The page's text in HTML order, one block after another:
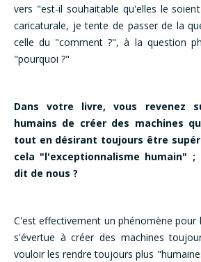
vers "est-il souhaitable qu'elles le
caricaturale, je tente de passer de la
celle du "comment ?", à la question
"pourquoi ?"
Dans votre livre, vous revenez
humains de créer des machines
tout en désirant toujours être
cela "l'exceptionnalisme humain" ;
dit de nous ?
C'est effectivement un phénomène pour
s'évertue à créer des machines
vouloir les rendre toujours plus